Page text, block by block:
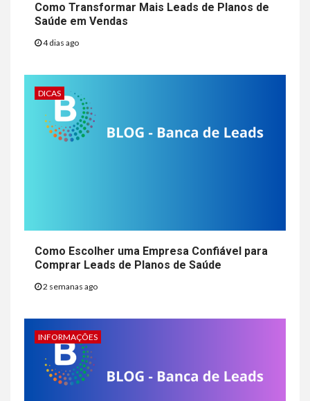
Como Transformar Mais Leads de Planos de
Saúde em Vendas
4 dias ago
DICAS
Como Escolher uma Empresa Confiável para
Comprar Leads de Planos de Saúde
2 semanas ago
INFORMAÇÕES